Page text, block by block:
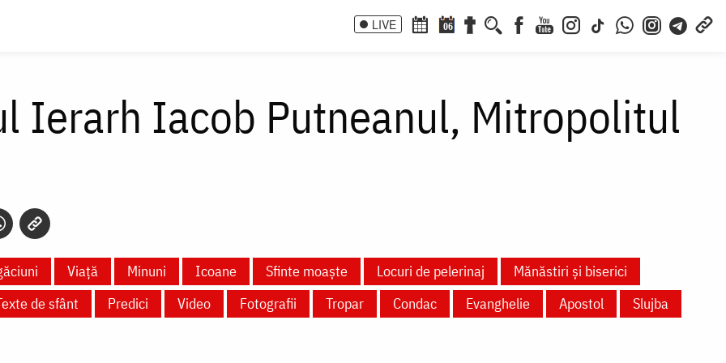
LIVE 06
Ierarh Iacob Putneanul, Mitropolitul
Viață Minuni Icoane Sfinte moaște Locuri de pelerinaj
Mănăstiri și biserici
de sfânt Predici Video Fotografii Tropar Condac Evanghelie Apostol Slujba